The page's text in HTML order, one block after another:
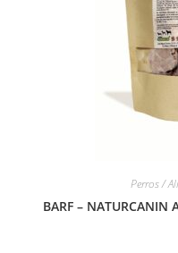
Perros /
BARF – NATURCANIN